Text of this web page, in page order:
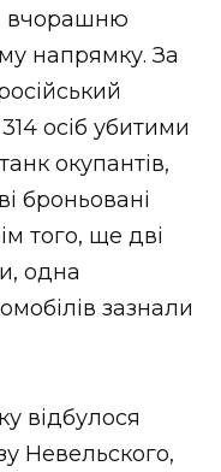
вчорашню
напрямку. За
осіб убитими
окупантів,
броньовані
того, ще дві
одна
зазнали
відбулося
Невельского,